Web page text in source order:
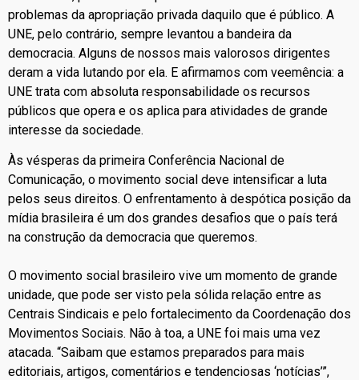
problemas da apropriação privada daquilo que é público. A
UNE, pelo contrário, sempre levantou a bandeira da
democracia. Alguns de nossos mais valorosos dirigentes
deram a vida lutando por ela. E afirmamos com veemência: a
UNE trata com absoluta responsabilidade os recursos
públicos que opera e os aplica para atividades de grande
interesse da sociedade.
Às vésperas da primeira Conferência Nacional de
Comunicação, o movimento social deve intensificar a luta
pelos seus direitos. O enfrentamento à despótica posição da
mídia brasileira é um dos grandes desafios que o país terá
na construção da democracia que queremos.
O movimento social brasileiro vive um momento de grande
unidade, que pode ser visto pela sólida relação entre as
Centrais Sindicais e pelo fortalecimento da Coordenação dos
Movimentos Sociais. Não à toa, a UNE foi mais uma vez
atacada. “Saibam que estamos preparados para mais
editoriais, artigos, comentários e tendenciosas ‘notícias’”,